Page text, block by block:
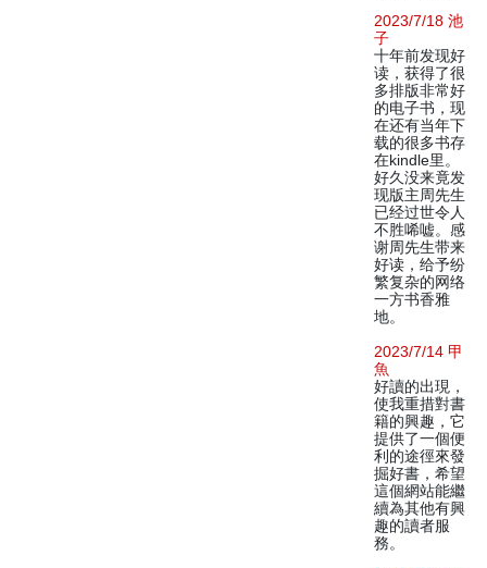
2023/7/18 池
子
十年前发现好
读，获得了很
多排版非常好
的电子书，现
在还有当年下
载的很多书存
在kindle里。
好久没来竟发
现版主周先生
已经过世令人
不胜唏嘘。感
谢周先生带来
好读，给予纷
繁复杂的网络
一方书香雅
地。
2023/7/14 甲
魚
好讀的出現，
使我重措對書
籍的興趣，它
提供了一個便
利的途徑來發
掘好書，希望
這個網站能繼
續為其他有興
趣的讀者服
務。